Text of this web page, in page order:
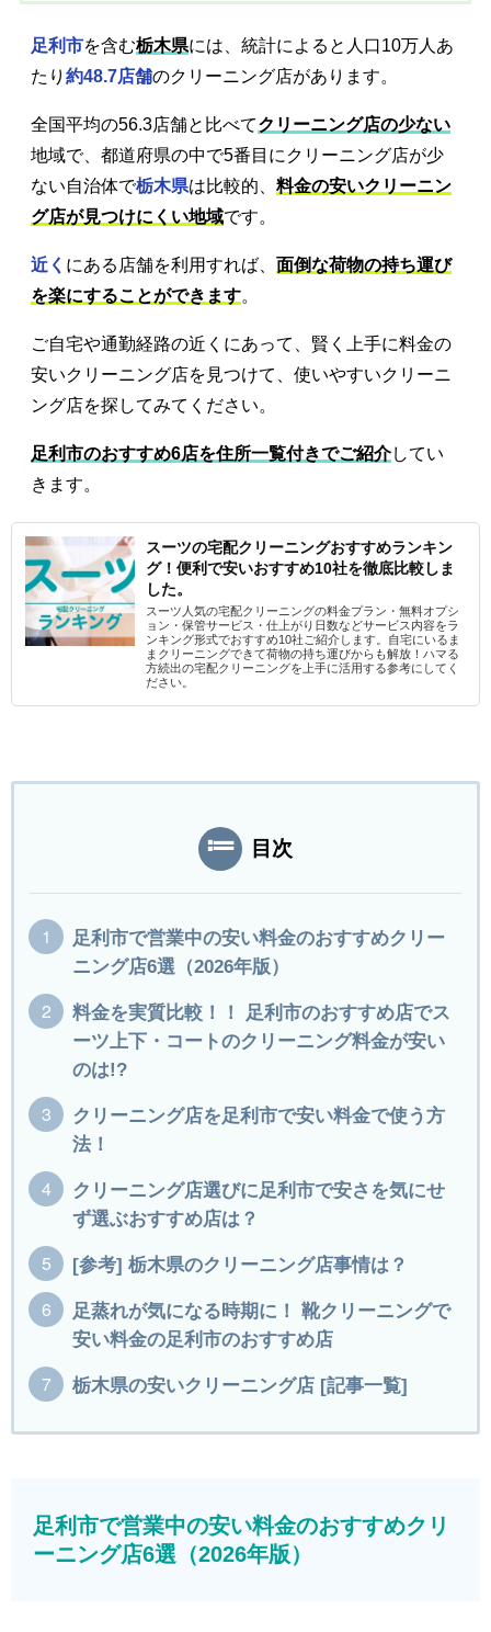
足利市を含む栃木県には、統計によると人口10万人あ
たり 約48.7店舗のクリーニング店があります。
全国平均の56.3店舗と比べてクリーニング店の少ない
地域で、都道府県の中で5番目にクリーニング店が少
ない自治体で栃木県は比較的、 料金の安いクリーニン
グ店が見つけにくい地域です。
近く にある店舗を利用すれば、 面倒な荷物の持ち運び
を楽にすることができます。
ご自宅や通勤経路の近くにあって、賢く上手に料金の
安いクリーニング店を見つけて、使いやすいクリーニ
ング店を探してみてください。
足利市のおすすめ6店を住所一覧付きでご紹介してい
きます。
スーツの宅配クリーニングおすすめランキン
グ！便利で安いおすすめ10社を徹底比較しま
した。
スーツ人気の宅配クリーニングの料金プラン・無料オプシ
ョン・保管サービス・仕上がり日数などサービス内容をラ
ンキング形式でおすすめ10社ご紹介します。自宅にいるま
まクリーニングできて荷物の持ち運びからも解放！ハマる
方続出の宅配クリーニングを上手に活用する参考にしてく
ださい。
目次
足利市で営業中の安い料金のおすすめクリー
ニング店6選（2026年版）
料金を実質比較！！ 足利市のおすすめ店でス
ーツ上下・コートのクリーニング料金が安い
のは!?
クリーニング店を足利市で安い料金で使う方
法！
クリーニング店選びに足利市で安さを気にせ
ず選ぶおすすめ店は？
[参考] 栃木県のクリーニング店事情は？
足蒸れが気になる時期に！ 靴クリーニングで
安い料金の足利市のおすすめ店
栃木県の安いクリーニング店 [記事一覧]
足利市で営業中の安い料金のおすすめクリ
ーニング店6選（2026年版）